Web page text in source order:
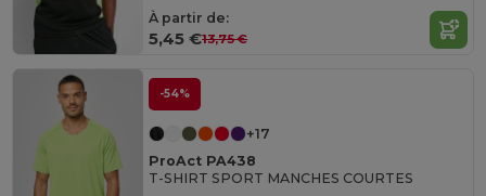
À partir de:
5,45 €13,75 €
-54%
+17
ProAct PA438
T-SHIRT SPORT MANCHES COURTES